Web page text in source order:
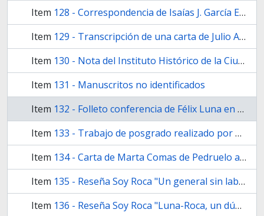
Item 128 - Correspondencia de Isaías J. García Enciso
Item 129 - Transcripción de una carta de Julio A. Roca extraída de El Orden, Tucumán. 12/01/1900
Item 130 - Nota del Instituto Histórico de la Ciudad de Buenos Aires reportando los domicilios del Gral. Julio A. Roca
Item 131 - Manuscritos no identificados
Item 132 - Folleto conferencia de Félix Luna en el Jockey Club de Rosario
Item 133 - Trabajo de posgrado realizado por Prof. Martina Guzmán Pinedo, citando a Soy Roca
Item 134 - Carta de Marta Comas de Pedruelo a Félix Luna en relación a Roca
Item 135 - Reseña Soy Roca "Un general sin laberinto" - Por Eduardo José Míguez
Item 136 - Reseña Soy Roca "Luna-Roca, un dúo histórico" - Recorte revista Noticias